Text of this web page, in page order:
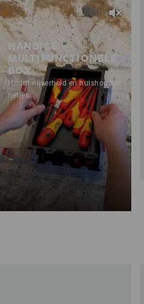
HANDIGE
MULTIFUNCTIONELE
BOX
Houdt nijverheid en huishouden
netjes